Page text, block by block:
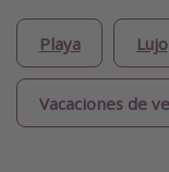
Playa Lujo
Vacaciones de